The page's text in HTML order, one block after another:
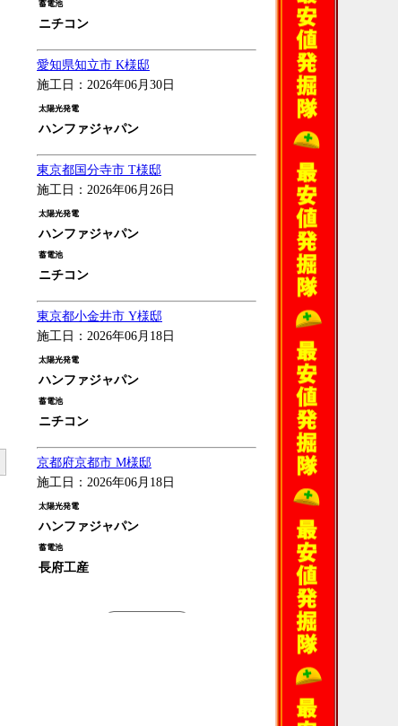
蓄電池
ニチコン
愛知県知立市 K様邸
施工日：2026年06月30日
太陽光発電
ハンファジャパン
東京都国分寺市 T様邸
施工日：2026年06月26日
太陽光発電
ハンファジャパン
蓄電池
ニチコン
東京都小金井市 Y様邸
施工日：2026年06月18日
太陽光発電
ハンファジャパン
蓄電池
ニチコン
京都府京都市 M様邸
施工日：2026年06月18日
太陽光発電
ハンファジャパン
蓄電池
長府工産